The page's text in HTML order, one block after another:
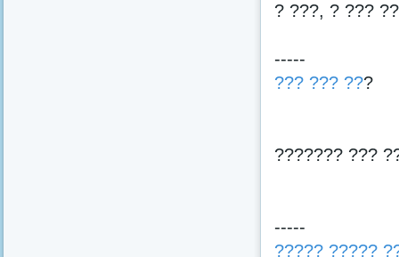
? ???, ? ???
-----
??? ??? ???
??????? ???
-----
????? ?????